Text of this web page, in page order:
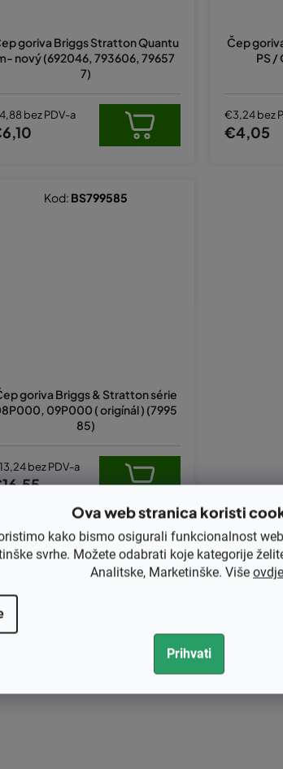
Ova web stranica koristi
kako bismo osigurali funkcionalnost
svrhe. Možete odabrati koje kategorije
Analitske, Marketinške. Više ovdje
Prihvati
goriva Briggs Stratton Quantu
nový (692046, 793606, 79657
7)
bez PDV-a
Čep
PS /
€3,24 bez
€4,05
goriva Briggs & Stratton série
09P000 ( origínál ) (7995
85)
bez PDV-a
Kod: BS799585